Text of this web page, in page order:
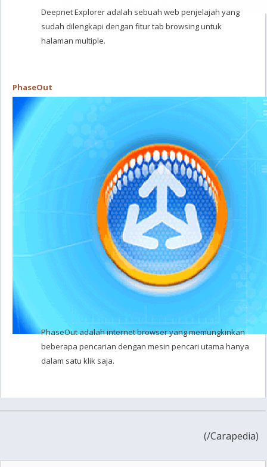
Deepnet Explorer adalah sebuah web penjelajah yang
sudah dilengkapi dengan fitur tab browsing untuk
halaman multiple.
PhaseOut
PhaseOut adalah internet browser yang memungkinkan
beberapa pencarian dengan mesin pencari utama hanya
dalam satu klik saja.
(/Carapedia)